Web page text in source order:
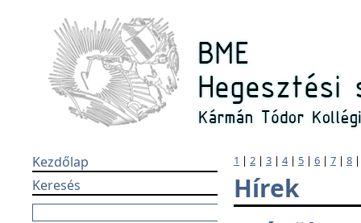
Kezdőlap
Keresés
1 | 2 | 3 | 4| 5 | 6 | 7 | 8
Hírek